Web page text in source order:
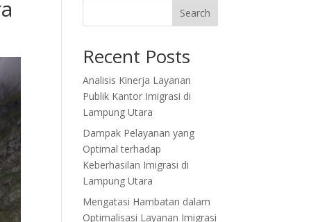
Search
Recent Posts
Analisis Kinerja Layanan
Publik Kantor Imigrasi di
Lampung Utara
Dampak Pelayanan yang
Optimal terhadap
Keberhasilan Imigrasi di
Lampung Utara
Mengatasi Hambatan dalam
Optimalisasi Layanan Imigrasi